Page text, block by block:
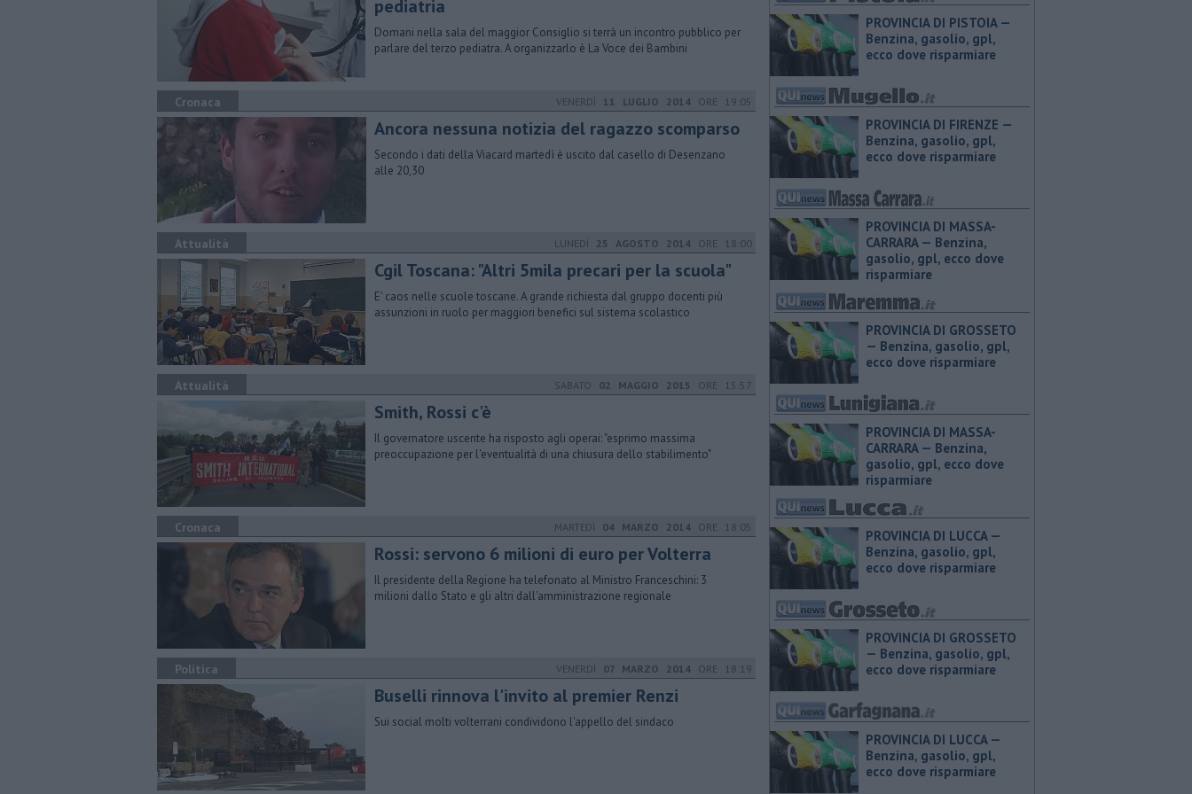
pediatria
Domani nella sala del maggior Consiglio si terrà un incontro pubblico per
parlare del terzo pediatra. A organizzarlo è La Voce dei Bambini
Cronaca VENERDÌ 11 LUGLIO 2014 ORE 19:05
Ancora nessuna notizia del ragazzo scomparso
Secondo i dati della Viacard martedì è uscito dal casello di Desenzano
alle 20,30
Attualità LUNEDÌ 25 AGOSTO 2014 ORE 18:00
Cgil Toscana: "Altri 5mila precari per la scuola"
E' caos nelle scuole toscane. A grande richiesta dal gruppo docenti più
assunzioni in ruolo per maggiori benefici sul sistema scolastico
Attualità SABATO 02 MAGGIO 2015 ORE 15:57
Smith, Rossi c'è
Il governatore uscente ha risposto agli operai: "esprimo massima
preoccupazione per l'eventualità di una chiusura dello stabilimento"
Cronaca MARTEDÌ 04 MARZO 2014 ORE 18:05
Rossi: servono 6 milioni di euro per Volterra
Il presidente della Regione ha telefonato al Ministro Franceschini: 3
milioni dallo Stato e gli altri dall'amministrazione regionale
Politica VENERDÌ 07 MARZO 2014 ORE 18:19
Buselli rinnova l'invito al premier Renzi
Sui social molti volterrani condividono l'appello del sindaco
PROVINCIA DI PISTOIA — ​
Benzina, gasolio, gpl,
ecco dove risparmiare
PROVINCIA DI FIRENZE — ​
Benzina, gasolio, gpl,
ecco dove risparmiare
PROVINCIA DI MASSA-
CARRARA — ​Benzina,
gasolio, gpl, ecco dove
risparmiare
PROVINCIA DI GROSSETO
— ​Benzina, gasolio, gpl,
ecco dove risparmiare
PROVINCIA DI MASSA-
CARRARA — ​Benzina,
gasolio, gpl, ecco dove
risparmiare
PROVINCIA DI LUCCA — ​
Benzina, gasolio, gpl,
ecco dove risparmiare
PROVINCIA DI GROSSETO
— ​Benzina, gasolio, gpl,
ecco dove risparmiare
PROVINCIA DI LUCCA — ​
Benzina, gasolio, gpl,
ecco dove risparmiare